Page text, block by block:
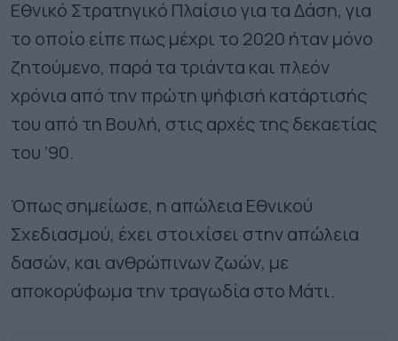
Εθνικό Στρατηγικό Πλαίσιο για τα Δάση, για
το οποίο είπε πως μέχρι το 2020 ήταν μόνο
ζητούμενο, παρά τα τριάντα και πλεόν
χρόνια από την πρώτη ψήφισή κατάρτισής
του από τη Βουλή, στις αρχές της δεκαετίας
του ’90.
Όπως σημείωσε, η απώλεια Εθνικού
Σχεδιασμού, έχει στοιχίσει στην απώλεια
δασών, και ανθρώπινων ζωών, με
αποκορύφωμα την τραγωδία στο Μάτι.